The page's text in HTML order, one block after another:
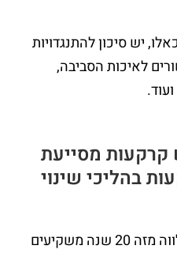
יש סיכון להתנגדויות
לאיכות הסביבה,
מסייעת
בהליכי שינוי
החברה למימוש קרקעות מלווה מזה 20 שנה משקיעים